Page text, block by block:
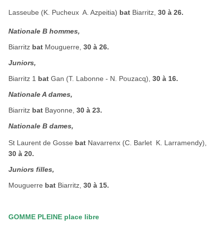
Lasseube (K. Pucheux  A. Azpeitia) bat Biarritz,30 à 26.
Nationale B hommes,
Biarritz bat Mouguerre,30 à 26.
Juniors,
Biarritz 1 batGan (T. Labonne - N. Pouzacq),30 à 16.
Nationale A dames,
Biarritz bat Bayonne,30 à 23.
Nationale B dames,
St Laurent de Gosse bat Navarrenx (C. Barlet  K. Larramendy),
30 à 20.
Juniors filles,
Mouguerre bat Biarritz,30 à 15.
GOMME PLEINE place libre